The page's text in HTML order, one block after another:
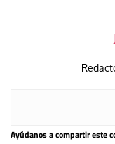
Ayúdanos a compartir este